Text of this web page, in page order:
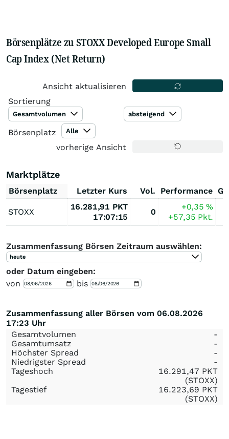
Börsenplätze zu STOXX Developed Europe Small
Cap Index (Net Return)
Ansicht aktualisieren
Sortierung
Gesamtvolumen absteigend
Börsenplatz Alle
vorherige Ansicht
Marktplätze
Börsenplatz Letzter Kurs Vol. Performance
STOXX
16.281,91 PKT
17:07:15
0
+0,35%
+57,35 Pkt.
Zusammenfassung Börsen Zeitraum auswählen:
heute
oder Datum eingeben:
von
bis
Zusammenfassung aller Börsen vom 06.08.2026
17:23 Uhr
Gesamtvolumen
-
Gesamtumsatz
-
Höchster Spread
-
Niedrigster Spread
-
Tageshoch
16.291,47 PKT
(STOXX)
Tagestief
16.223,69 PKT
(STOXX)